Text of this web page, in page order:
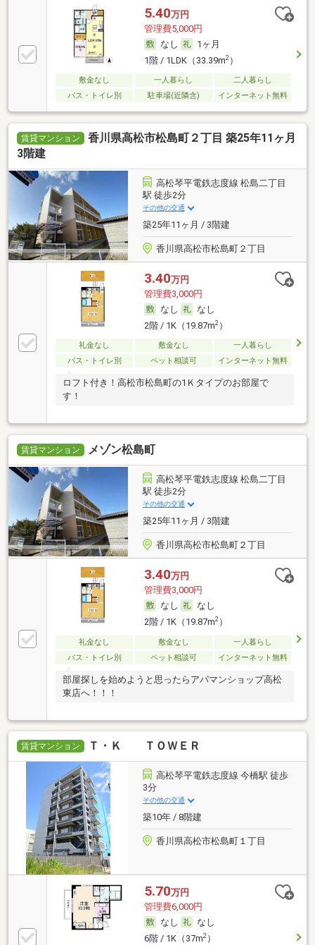
5.40万円
管理費5,000円
なし
1ヶ月
1階 / 1LDK（33.39m2）
敷金なし 一人暮らし
二人暮らし
バス・トイレ別
駐車場(近隣含) インターネット無料
賃貸マンション
香川県高松市松島町２丁目 築25年11ヶ月
3階建
高松琴平電鉄志度線 松島二丁目
駅 徒歩2分
その他の交通
築25年11ヶ月 / 3階建
香川県高松市松島町２丁目
3.40万円
管理費3,000円
なし
なし
2階 / 1K（19.87m2）
礼金なし 敷金なし
一人暮らし
バス・トイレ別
ペット相談可 インターネット無料
ロフト付き！高松市松島町の1Ｋタイプのお部屋で
す！
賃貸マンション メゾン松島町
高松琴平電鉄志度線 松島二丁目
駅 徒歩2分
その他の交通
築25年11ヶ月 / 3階建
香川県高松市松島町２丁目
3.40万円
管理費3,000円
なし
なし
2階 / 1K（19.87m2）
礼金なし 敷金なし
一人暮らし
バス・トイレ別
ペット相談可 インターネット無料
部屋探しを始めようと思ったらアパマンショップ高松
東店へ！！！
賃貸マンション Ｔ・Ｋ ＴＯＷＥＲ
高松琴平電鉄志度線 今橋駅 徒歩
3分
その他の交通
築10年 / 8階建
香川県高松市松島町１丁目
5.70万円
管理費6,000円
なし
なし
6階 / 1K（37m2）